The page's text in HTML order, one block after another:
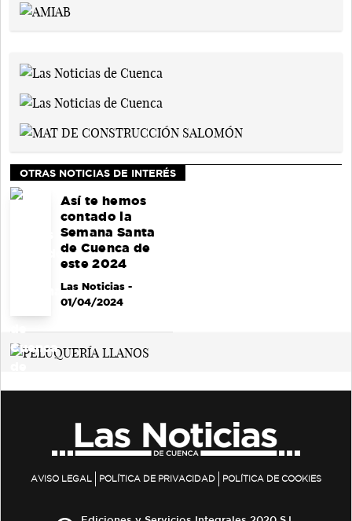
OTRAS NOTICIAS DE INTERÉS
Así te hemos
contado la
Semana Santa
de Cuenca de
este 2024
Las Noticias-
01/04/2024
AVISO LEGAL POLÍTICA DE PRIVACIDAD POLÍTICA DE COOKIES